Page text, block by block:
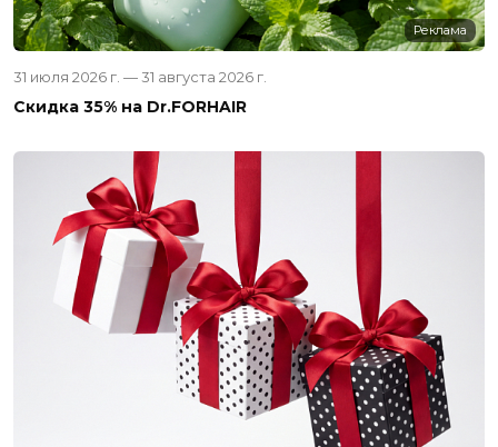
Реклама
31 июля 2026 г. — 31 августа 2026 г.
Скидка 35% на Dr.FORHAIR